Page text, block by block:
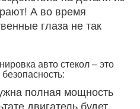
А во время
глаза не так
авто стекол – это
полная мощность
двигатель будет